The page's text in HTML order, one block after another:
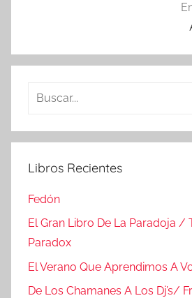
Buscar:
Libros Recientes
Fedón
El Gran Libro De La Paradoja /
Paradox
El Verano Que Aprendimos A
De Los Chamanes A Los Dj’s/